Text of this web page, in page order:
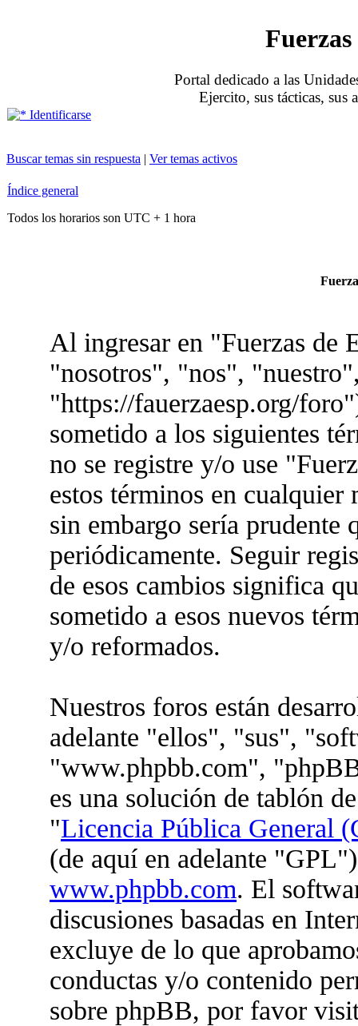
Portal dedicado a las
Ejercito, sus tácticas, sus
Identificarse
Buscar temas sin respuesta | Ver temas activos
Índice general
Todos los horarios son UTC + 1 hora
Al ingresar en "Fuerzas de
"nosotros", "nos",
"https://fauerzaesp.org/
sometido a los siguientes
no se registre y/o use
estos términos en
sin embargo sería prudente
periódicamente. Seguir
de esos cambios significa
sometido a esos nuevos
y/o reformados.
Nuestros foros están
adelante "ellos", "sus",
"www.phpbb.com",
es una solución de tablón
"Licencia Pública General
(de aquí en adelante
www.phpbb.com. El
discusiones basadas en
excluye de lo que
conductas y/o contenido
sobre phpBB, por favor